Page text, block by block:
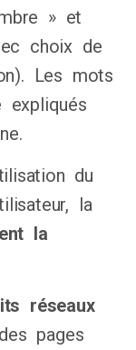
» et
choix de
Les mots
expliqués
du
la
la
réseaux
pages